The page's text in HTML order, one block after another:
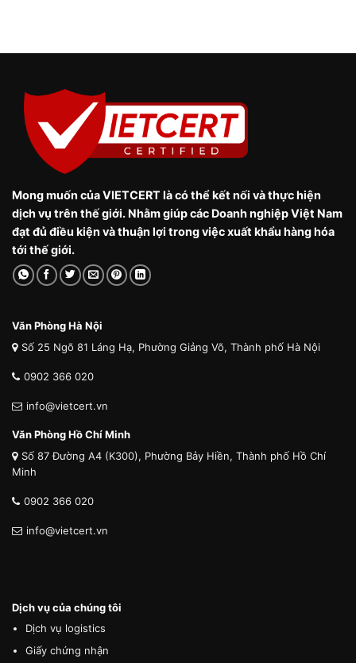
Mong muốn của VIETCERT là có thể kết nối và thực hiện
dịch vụ trên thế giới. Nhằm giúp các Doanh nghiệp Việt Nam
đạt đủ điều kiện và thuận lợi trong việc xuất khẩu hàng hóa
tới thế giới.
Văn Phòng Hà Nội
Số 25 Ngõ 81 Láng Hạ, Phường Giảng Võ, Thành phố Hà Nội
0902 366 020
info@vietcert.vn
Văn Phòng Hồ Chí Minh
Số 87 Đường A4 (K300), Phường Bảy Hiền, Thành phố Hồ Chí
Minh
0902 366 020
info@vietcert.vn
Dịch vụ của chúng tôi
Dịch vụ logistics
Giấy chứng nhận